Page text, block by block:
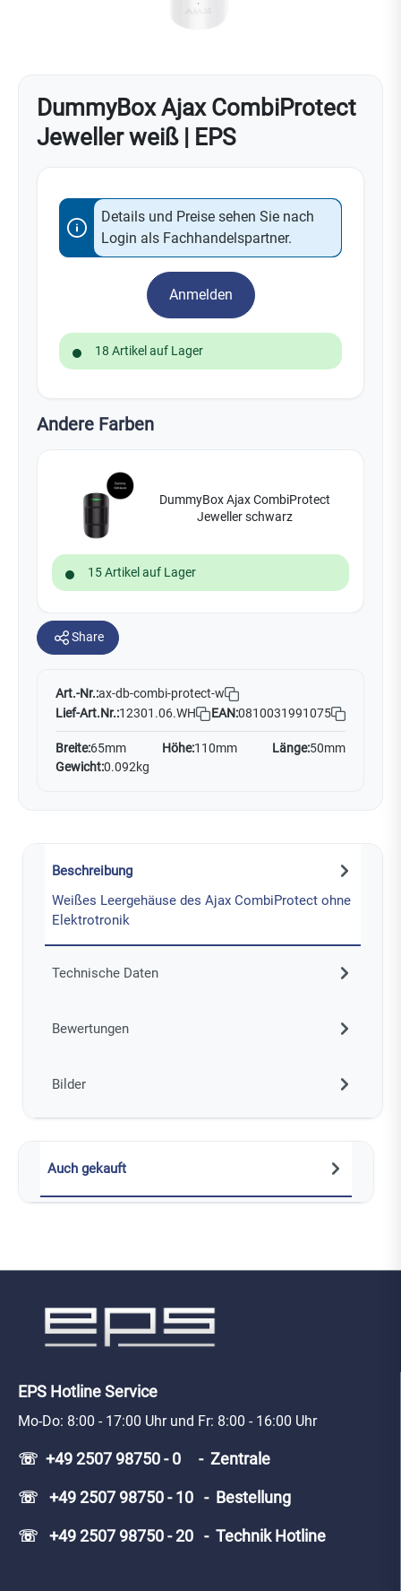
DummyBox Ajax CombiProtect
Jeweller weiß | EPS
Details und Preise sehen Sie nach
Login als Fachhandelspartner.
Anmelden
18 Artikel auf Lager
Andere Farben
DummyBox Ajax CombiProtect
Jeweller schwarz
15 Artikel auf Lager
Share
Art.-Nr.:ax-db-combi-protect-w
Lief-Art.Nr.:12301.06.WH EAN:0810031991075
Breite:65mm Höhe:110mm Länge:50mm
Gewicht:0.092kg
Beschreibung
Weißes Leergehäuse des Ajax CombiProtect ohne
Elektrotronik
Technische Daten
Bewertungen
Bilder
Auch gekauft
EPS Hotline Service
Mo-Do: 8:00 - 17:00 Uhr und Fr: 8:00 - 16:00 Uhr
☏ +49 2507 98750 - 0 - Zentrale
☏ +49 2507 98750 - 10 - Bestellung
☏ +49 2507 98750 - 20 - Technik Hotline